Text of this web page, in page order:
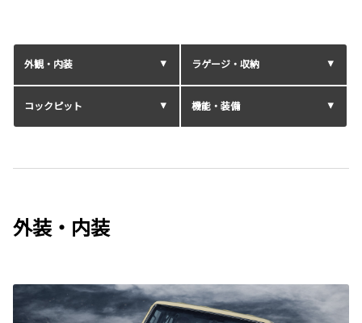
外観・内装 ラゲージ・収納
コックピット 機能・装備
外装・内装